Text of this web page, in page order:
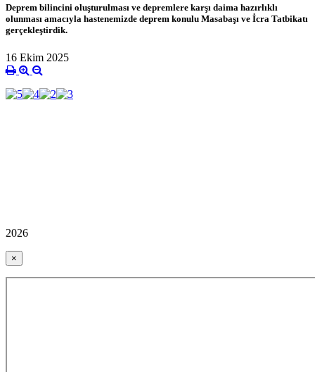
Deprem bilincini oluşturulması ve depremlere karşı daima hazırlıklı
olunması amacıyla hastenemizde deprem konulu Masabaşı ve İcra Tatbikatı
gerçekleştirdik.
16 Ekim 2025
2026
×